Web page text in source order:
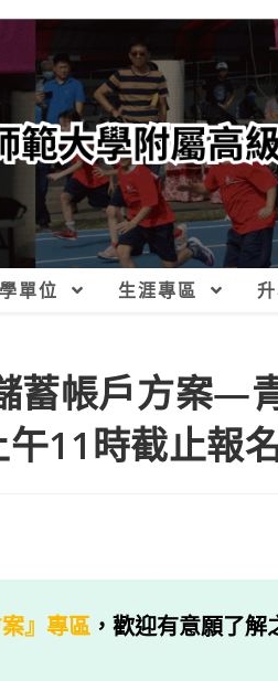
單位 生涯專區
蓄帳戶方案—
11時截止報
』專區，歡迎有意願了解